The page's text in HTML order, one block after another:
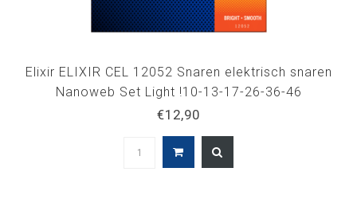
Elixir ELIXIR CEL 12052 Snaren elektrisch snaren
Nanoweb Set Light !10-13-17-26-36-46
€12,90